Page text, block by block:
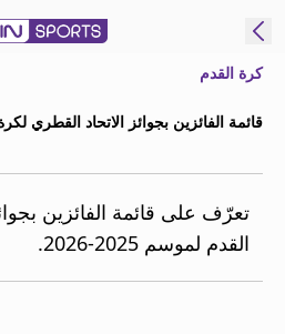
النسخة
MENA
إدارة
كرة القدم
قائمة الفائزين بجوائز الاتحاد القطري
تعرّف على قائمة الفائزين
القدم لموسم 2025-2026.